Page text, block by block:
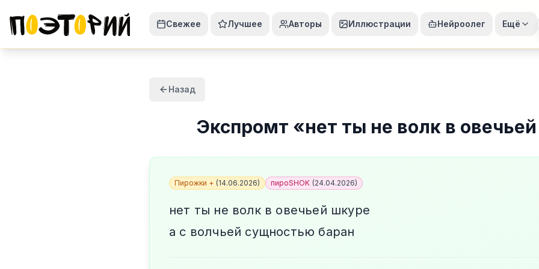
Свежее Лучшее Авторы Иллюстрации Нейроолег Ещё
Назад
Экспромт «нет ты не волк в
Пирожки + (14.06.2026) пироSHOK (24.04.2026)
нет ты не волк в овечьей шкуре
а с волчьей сущностью баран